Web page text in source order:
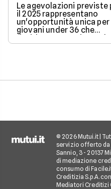
Le agevolazioni previste
il 2025 rappresentano
un'opportunità unica per
giovani under 36 che
desiderano acquistare la
loro prima casa.
© 2026 Mutui.it |
servizio offerto da
Sannio, 3 - 20137
di mediazione
consumo di
Creditizia S.p.A.
Mediatori Creditizi